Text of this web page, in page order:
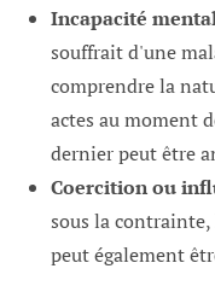
Incapacité
souffrait d'une
comprendre la
actes au moment
dernier peut être
Coercition ou
sous la
peut également